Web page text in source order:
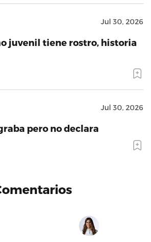
Jul 30, 2026
juvenil tiene rostro, historia
Jul 30, 2026
pero no declara